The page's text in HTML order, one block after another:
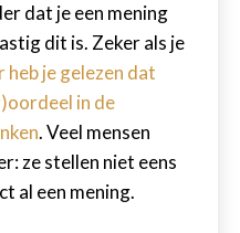
dat je een mening
dit is. Zeker als je
heb je gelezen dat
in de
. Veel mensen
ze stellen niet eens
al een mening.